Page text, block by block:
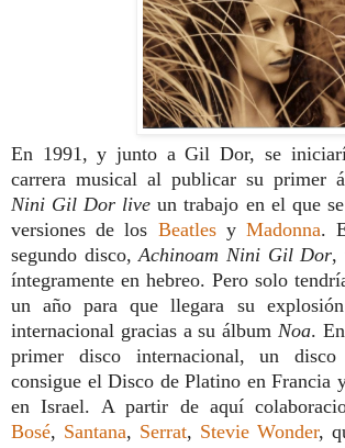
En 1991, y junto a Gil Dor, se
carrera musical al publicar su primer
Nini Gil Dor liveun trabajo en el que
versiones de los BeatlesyMadonna.
segundo disco,Achinoam Nini Gil Dor,
íntegramente en hebreo. Pero solo
un año para que llegara su
internacional gracias a su álbum Noa.
primer disco internacional, un disco
consigue el Disco de Platino en Francia
en Israel. A partir de aquí
Bosé, Santana, Serrat, Stevie Wonder,